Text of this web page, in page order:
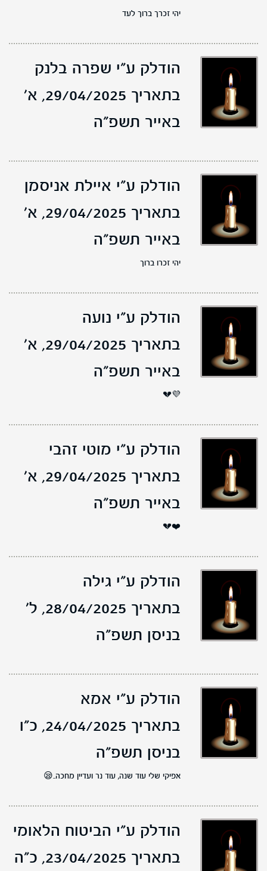
יהי זכרך ברוך לעד
הודלק ע"י שפרה בלנק
בתאריך 29/04/2025,
א'
באייר תשפ"ה
הודלק ע"י איילת אניסמן
בתאריך 29/04/2025,
א'
באייר תשפ"ה
יהי זכרו ברוך
הודלק ע"י נועה
בתאריך 29/04/2025,
א'
באייר תשפ"ה
💜💔
הודלק ע"י מוטי זהבי
בתאריך 29/04/2025,
א'
באייר תשפ"ה
❤️💔
הודלק ע"י גילה
בתאריך 28/04/2025,
ל'
בניסן תשפ"ה
הודלק ע"י אמא
בתאריך 24/04/2025,
כ"ו
בניסן תשפ"ה
אפיקי שלי עוד שנה, עוד נר ועדיין מחכה..😪
הודלק ע"י הביטוח הלאומי
בתאריך 23/04/2025,
כ"ה